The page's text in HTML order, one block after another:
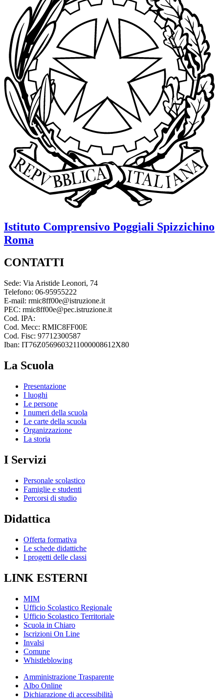
Istituto Comprensivo Poggiali Spizzichino
Roma
CONTATTI
Sede: Via Aristide Leonori, 74
Telefono: 06-95955222
E-mail: rmic8ff00e@istruzione.it
PEC: rmic8ff00e@pec.istruzione.it
Cod. IPA:
Cod. Mecc: RMIC8FF00E
Cod. Fisc: 97712300587
Iban: IT76Z0569603211000008612X80
La Scuola
Presentazione
I luoghi
Le persone
I numeri della scuola
Le carte della scuola
Organizzazione
La storia
I Servizi
Personale scolastico
Famiglie e studenti
Percorsi di studio
Didattica
Offerta formativa
Le schede didattiche
I progetti delle classi
LINK ESTERNI
MIM
Ufficio Scolastico Regionale
Ufficio Scolastico Territoriale
Scuola in Chiaro
Iscrizioni On Line
Invalsi
Comune
Whistleblowing
Amministrazione Trasparente
Albo Online
Dichiarazione di accessibilità